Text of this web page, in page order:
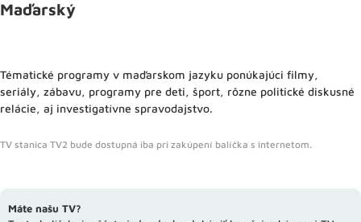
Maďarský
Tématické programy v maďarskom jazyku ponúkajúci filmy,
seriály, zábavu, programy pre deti, šport, rôzne politické diskusné
relácie, aj investigatívne spravodajstvo.
TV stanica TV2 bude dostupná iba pri zakúpení balíčka s internetom.
Máte našu TV?